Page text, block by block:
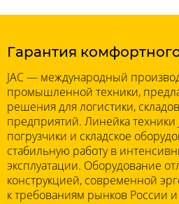
Гарантия
JAC — международный
промышленной техники,
решения для логистики,
предприятий. Линейка техники
погрузчики и складское
стабильную работу в
эксплуатации. Оборудование
конструкцией, современной
к требованиям рынков России